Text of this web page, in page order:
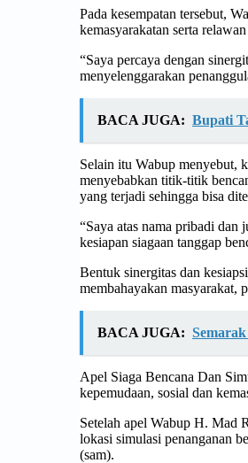
Pada kesempatan tersebut,
kemasyarakatan serta
“Saya percaya dengan
menyelenggarakan
BACA JUGA: Bupati
Selain itu Wabup menyebut,
menyebabkan titik-titik
yang terjadi sehingga bisa
“Saya atas nama pribadi dan
kesiapan siagaan tanggap
Bentuk sinergitas dan
membahayakan masyarakat,
BACA JUGA:
Apel Siaga Bencana Dan
kepemudaan, sosial dan
Setelah apel Wabup H. Mad
lokasi simulasi penanganan
(sam).